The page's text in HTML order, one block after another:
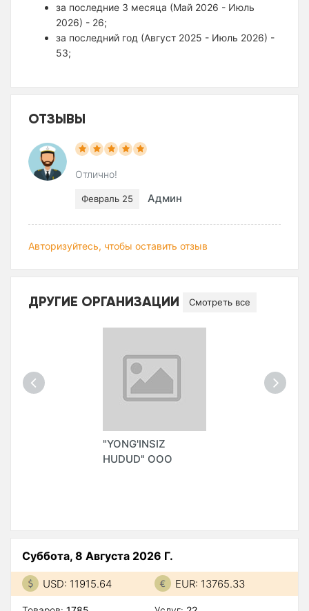
за последние 3 месяца (Май 2026 - Июль
2026) - 26;
за последний год (Август 2025 - Июль 2026) -
53;
ОТЗЫВЫ
Отлично!
Февраль 25 Админ
Авторизуйтесь, чтобы оставить отзыв
ДРУГИЕ ОРГАНИЗАЦИИ Смотреть все
"YONG'INSIZ
HUDUD" ООО
Суббота, 8 Августа 2026 Г.
USD: 11915.64 EUR: 13765.33